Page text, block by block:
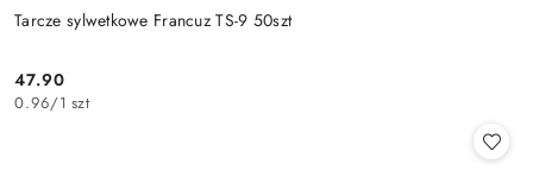
Tarcze sylwetkowe Francuz TS-9 50szt
Cena:
47.90
0.96/1 szt